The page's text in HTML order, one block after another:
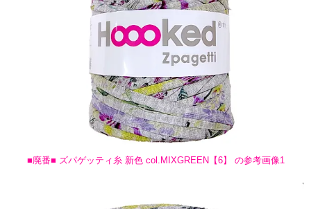
■廃番■ ズパゲッティ糸 新色 col.MIXGREEN【6】 の参考画像1